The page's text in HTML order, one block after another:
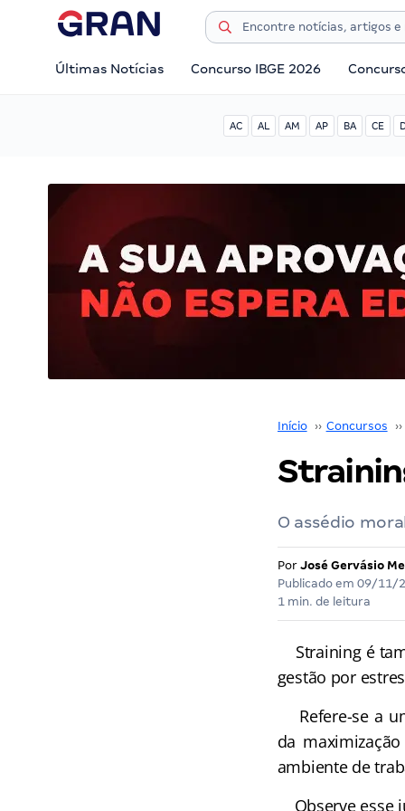
Últimas Notícias Concurso IBGE 2026
AC AL AM AP BA CE
Início ›› Concursos ››
O assédio
Por José Gervásio
Publicado em 09/11/
1 min. de leitura
Straining é
gestão por
Refere-se a
da
ambiente de
Observe esse